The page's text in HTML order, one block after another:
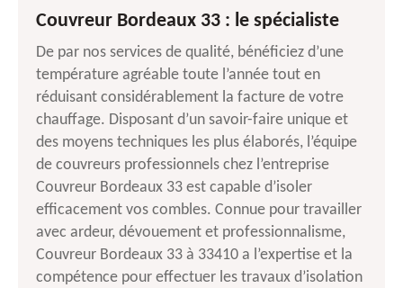
Couvreur Bordeaux 33 : le spécialiste
De par nos services de qualité, bénéficiez d’une
température agréable toute l’année tout en
réduisant considérablement la facture de votre
chauffage. Disposant d’un savoir-faire unique et
des moyens techniques les plus élaborés, l’équipe
de couvreurs professionnels chez l’entreprise
Couvreur Bordeaux 33 est capable d’isoler
efficacement vos combles. Connue pour travailler
avec ardeur, dévouement et professionnalisme,
Couvreur Bordeaux 33 à 33410 a l’expertise et la
compétence pour effectuer les travaux d’isolation